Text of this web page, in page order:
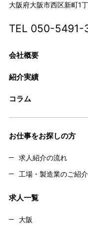
大阪府大阪市西区新町1
TEL 050-5491-
会社概要
紹介実績
コラム
お仕事をお探しの方
求人紹介の流れ
工場・製造業のご紹介
求人一覧
大阪